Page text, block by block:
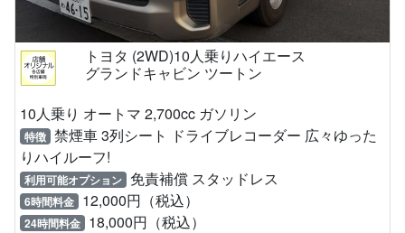
トヨタ (2WD)10人乗りハイエース
グランドキャビン ツートン
10人乗り オートマ 2,700cc ガソリン
特徴 禁煙車 3列シート ドライブレコーダー 広々ゆった
りハイルーフ!
利用可能オプション 免責補償 スタッドレス
6時間料金 12,000円（税込）
24時間料金 18,000円（税込）